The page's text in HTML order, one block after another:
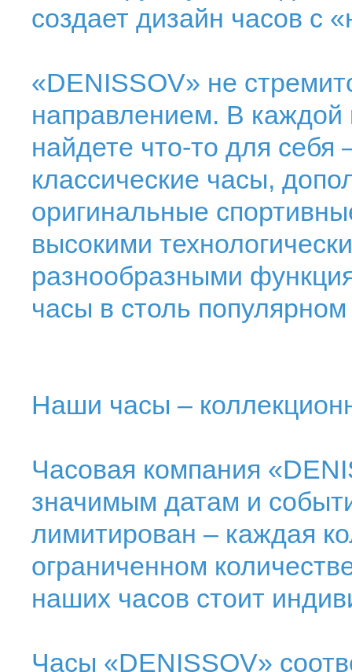
создает дизайн часов с
«DENISSOV» не
направлением. В каждой
найдете что-то для себя
классические часы,
оригинальные
высокими
разнообразными
часы в столь
Наши часы –
Часовая компания
значимым датам и
лимитирован – каждая
ограниченном
наших часов стоит
Часы «DENISSOV»